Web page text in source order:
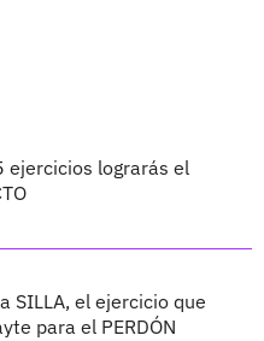
ejercicios lograrás el
SILLA, el ejercicio que
para el PERDÓN